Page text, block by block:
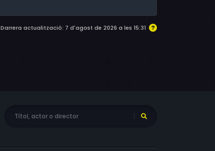
Darrera actualització: 7 d'agost de 2026 a les 15:31